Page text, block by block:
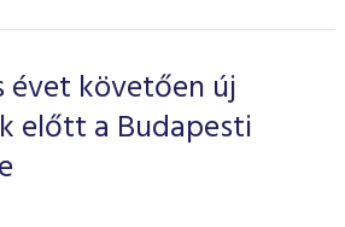
évet követően új
előtt a Budapesti